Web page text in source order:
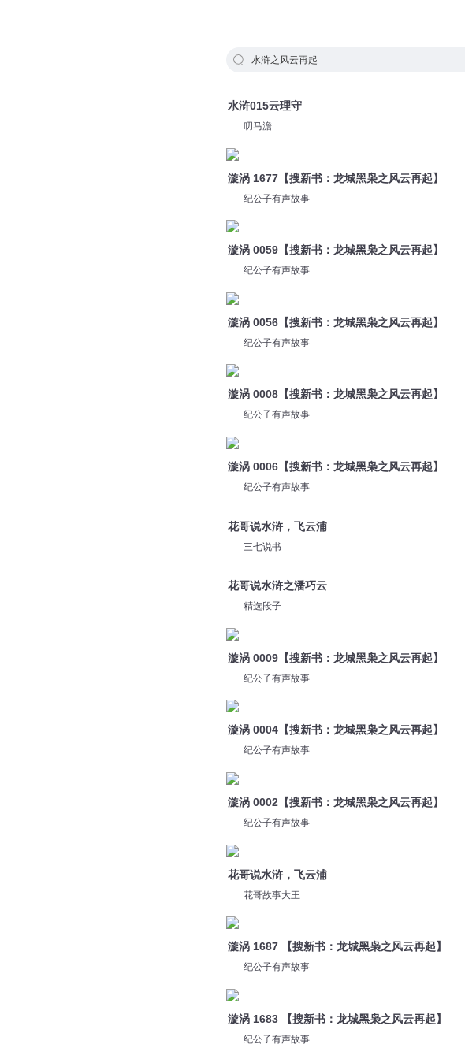
水浒之风云再起
水浒015云理守
叨马澹
漩涡 1677【搜新书：龙城黑枭之风云再起】
纪公子有声故事
漩涡 0059【搜新书：龙城黑枭之风云再起】
纪公子有声故事
漩涡 0056【搜新书：龙城黑枭之风云再起】
纪公子有声故事
漩涡 0008【搜新书：龙城黑枭之风云再起】
纪公子有声故事
漩涡 0006【搜新书：龙城黑枭之风云再起】
纪公子有声故事
花哥说水浒，飞云浦
三七说书
花哥说水浒之潘巧云
精选段子
漩涡 0009【搜新书：龙城黑枭之风云再起】
纪公子有声故事
漩涡 0004【搜新书：龙城黑枭之风云再起】
纪公子有声故事
漩涡 0002【搜新书：龙城黑枭之风云再起】
纪公子有声故事
花哥说水浒，飞云浦
花哥故事大王
漩涡 1687 【搜新书：龙城黑枭之风云再起】
纪公子有声故事
漩涡 1683 【搜新书：龙城黑枭之风云再起】
纪公子有声故事